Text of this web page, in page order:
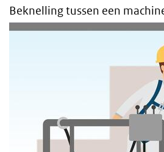
Beknelling tussen een